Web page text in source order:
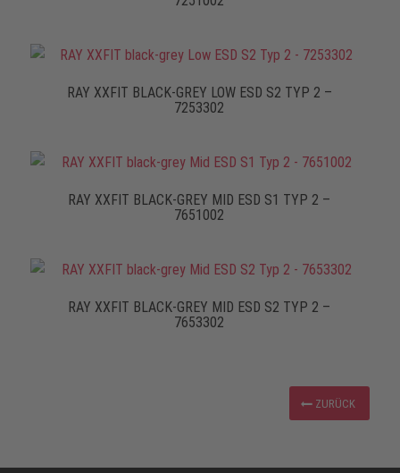
RAY XXFIT BLACK-GREY LOW ESD S2 TYP 2 –
7253302
RAY XXFIT BLACK-GREY MID ESD S1 TYP 2 –
7651002
RAY XXFIT BLACK-GREY MID ESD S2 TYP 2 –
7653302
ZURÜCK